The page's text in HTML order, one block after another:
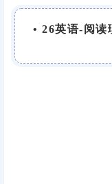
• 26英语-阅